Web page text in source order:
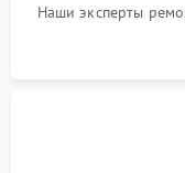
Наши эксперты